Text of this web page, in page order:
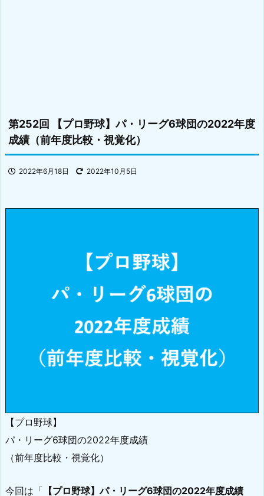
第252回 【プロ野球】パ・リーグ6球団の2022年度
成績（前年度比較・視覚化）
2022年6月18日 2022年10月5日
【プロ野球】
パ・リーグ6球団の2022年度成績
（前年度比較・視覚化）
今回は「 【プロ野球】パ・リーグ6球団の2022年度成績